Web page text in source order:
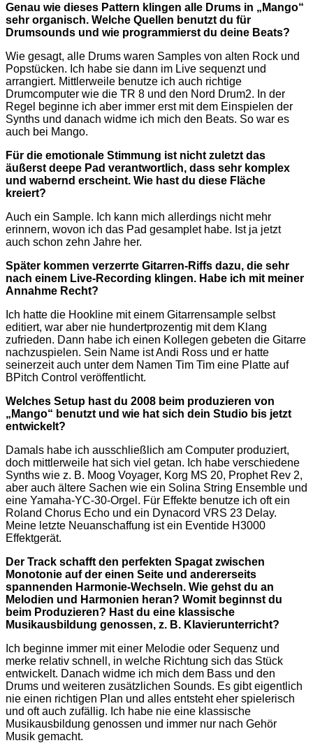
Genau wie dieses Pattern klingen alle Drums in „Mango“
sehr organisch. Welche Quellen benutzt du für
Drumsounds und wie programmierst du deine Beats?
Wie gesagt, alle Drums waren Samples von alten Rock und
Popstücken. Ich habe sie dann im Live sequenzt und
arrangiert. Mittlerweile benutze ich auch richtige
Drumcomputer wie die TR 8 und den Nord Drum2. In der
Regel beginne ich aber immer erst mit dem Einspielen der
Synths und danach widme ich mich den Beats. So war es
auch bei Mango.
Für die emotionale Stimmung ist nicht zuletzt das
äußerst deepe Pad verantwortlich, dass sehr komplex
und wabernd erscheint. Wie hast du diese Fläche
kreiert?
Auch ein Sample. Ich kann mich allerdings nicht mehr
erinnern, wovon ich das Pad gesamplet habe. Ist ja jetzt
auch schon zehn Jahre her.
Später kommen verzerrte Gitarren-Riffs dazu, die sehr
nach einem Live-Recording klingen. Habe ich mit meiner
Annahme Recht?
Ich hatte die Hookline mit einem Gitarrensample selbst
editiert, war aber nie hundertprozentig mit dem Klang
zufrieden. Dann habe ich einen Kollegen gebeten die Gitarre
nachzuspielen. Sein Name ist Andi Ross und er hatte
seinerzeit auch unter dem Namen Tim Tim eine Platte auf
BPitch Control veröffentlicht.
Welches Setup hast du 2008 beim produzieren von
„Mango“ benutzt und wie hat sich dein Studio bis jetzt
entwickelt?
Damals habe ich ausschließlich am Computer produziert,
doch mittlerweile hat sich viel getan. Ich habe verschiedene
Synths wie z. B. Moog Voyager, Korg MS 20, Prophet Rev 2,
aber auch ältere Sachen wie ein Solina String Ensemble und
eine Yamaha-YC-30-Orgel. Für Effekte benutze ich oft ein
Roland Chorus Echo und ein Dynacord VRS 23 Delay.
Meine letzte Neuanschaffung ist ein Eventide H3000
Effektgerät.
Der Track schafft den perfekten Spagat zwischen
Monotonie auf der einen Seite und andererseits
spannenden Harmonie-Wechseln. Wie gehst du an
Melodien und Harmonien heran? Womit beginnst du
beim Produzieren? Hast du eine klassische
Musikausbildung genossen, z. B. Klavierunterricht?
Ich beginne immer mit einer Melodie oder Sequenz und
merke relativ schnell, in welche Richtung sich das Stück
entwickelt. Danach widme ich mich dem Bass und den
Drums und weiteren zusätzlichen Sounds. Es gibt eigentlich
nie einen richtigen Plan und alles entsteht eher spielerisch
und oft auch zufällig. Ich habe nie eine klassische
Musikausbildung genossen und immer nur nach Gehör
Musik gemacht.